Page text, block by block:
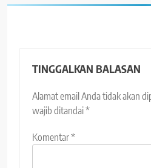
TINGGALKAN BALASAN
Alamat email Anda tidak akan
wajib ditandai*
Komentar*